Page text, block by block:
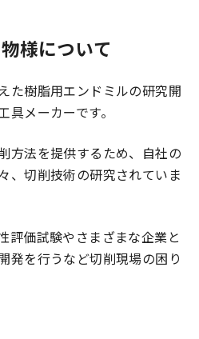
様について
た樹脂用エンドミルの研究開
メーカーです。
方法を提供するため、自社の
、切削技術の研究されていま
評価試験やさまざまな企業と
発を行うなど切削現場の困り